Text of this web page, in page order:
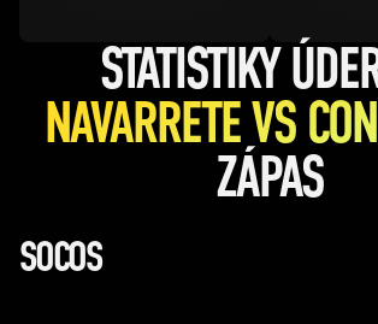
STATISTIKY
NAVARRETE VS
ZÁPAS
SOCOS